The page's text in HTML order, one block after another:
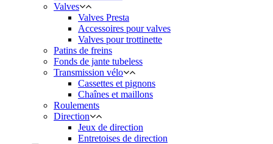
Valves
Valves Presta
Accessoires pour valves
Valves pour trottinette
Patins de freins
Fonds de jante tubeless
Transmission vélo
Cassettes et pignons
Chaînes et maillons
Roulements
Direction
Jeux de direction
Entretoises de direction